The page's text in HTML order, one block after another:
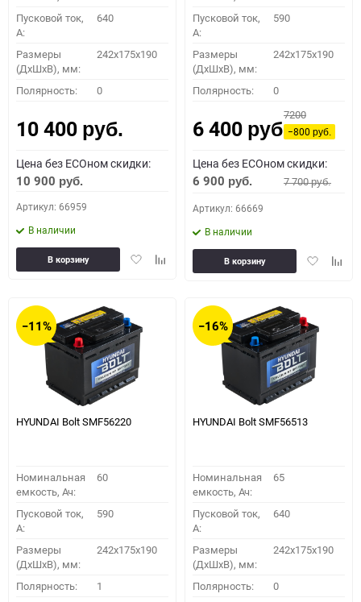
Пусковой ток,
A:
640
Размеры
(ДхШхВ), мм:
242x175x190
Полярность: 0
10 400 руб.
Цена без ECOном скидки:
10 900 руб.
Артикул: 66959
В наличии
ДобавитьДобавить
В корзину
Пусковой ток,
A:
590
Размеры
(ДхШхВ), мм:
242x175x190
Полярность: 0
6 400 руб.
7200
−800руб.
Цена без ECOном скидки:
6 900 руб. 7 700руб.
Артикул: 66669
В наличии
Добавить
В корзину
−11%
HYUNDAI Bolt SMF56220
Номинальная
емкость, Ач:
60
Пусковой ток,
A:
590
Размеры
(ДхШхВ), мм:
242x175x190
Полярность: 1
−16%
HYUNDAI Bolt SMF56513
Номинальная
емкость, Ач:
65
Пусковой ток,
A:
640
Размеры
(ДхШхВ), мм:
242x175x190
Полярность: 0